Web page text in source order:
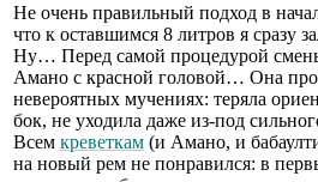
Не очень правильный подход в
что к оставшимся 8 литров я сразу
Ну… Перед самой процедурой
Амано с красной головой… Она
невероятных мучениях: теряла
бок, не уходила даже из-под
Всем креветкам (и Амано, и
на новый рем не понравился: в